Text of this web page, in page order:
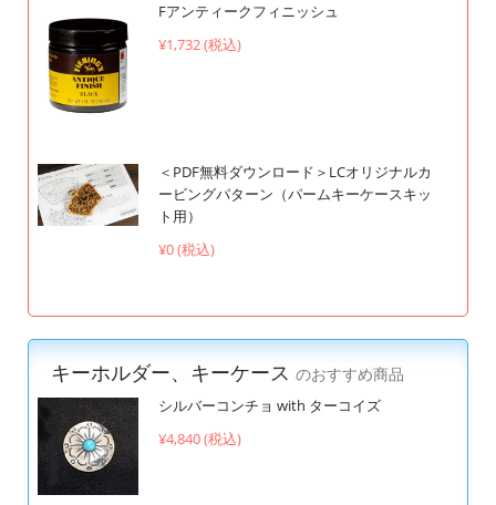
Fアンティークフィニッシュ
¥1,732 (税込)
＜PDF無料ダウンロード＞LCオリジナルカ
ービングパターン（パームキーケースキッ
ト用）
¥0 (税込)
キーホルダー、キーケース のおすすめ商品
シルバーコンチョ with ターコイズ
¥4,840 (税込)